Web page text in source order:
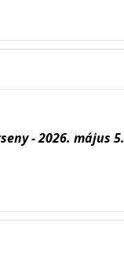
- 2026. május 5.